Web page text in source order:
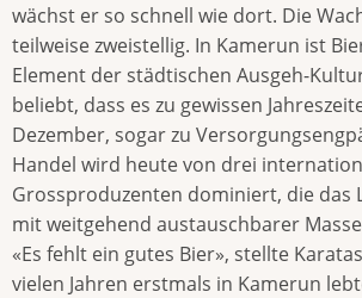
wächst er so schnell wie dort. Die
teilweise zweistellig. In Kamerun ist
Element der städtischen Ausgeh-
beliebt, dass es zu gewissen
Dezember, sogar zu
Handel wird heute von drei
Grossproduzenten dominiert, die das
mit weitgehend austauschbarer
«Es fehlt ein gutes Bier», stellte
vielen Jahren erstmals in Kamerun